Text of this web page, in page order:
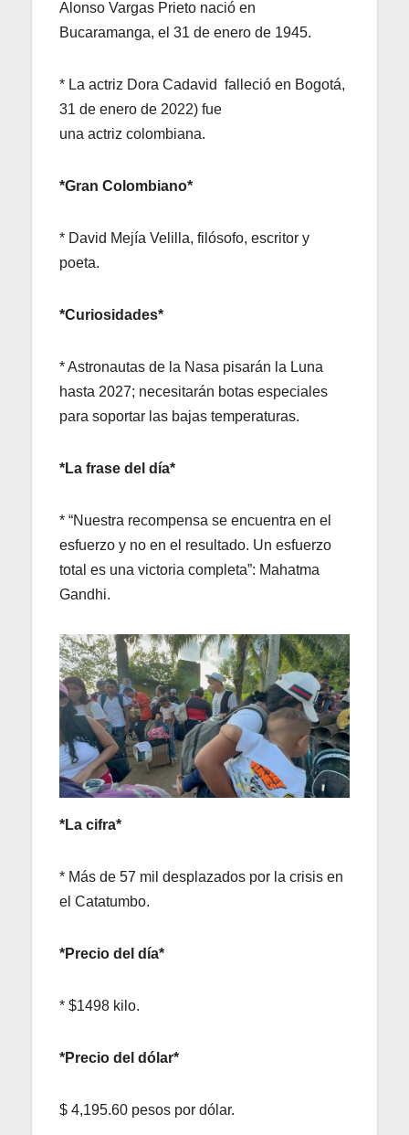
Alonso Vargas Prieto nació en
Bucaramanga, el 31 de enero de 1945.
* La actriz Dora Cadavid falleció en Bogotá,
31 de enero de 2022) fue
una actriz colombiana.
*Gran Colombiano*
* David Mejía Velilla, filósofo, escritor y
poeta.
*Curiosidades*
* Astronautas de la Nasa pisarán la Luna
hasta 2027; necesitarán botas especiales
para soportar las bajas temperaturas.
*La frase del día*
* “Nuestra recompensa se encuentra en el
esfuerzo y no en el resultado. Un esfuerzo
total es una victoria completa”: Mahatma
Gandhi.
*La cifra*
* Más de 57 mil desplazados por la crisis en
el Catatumbo.
*Precio del día*
* $1498 kilo.
*Precio del dólar*
$ 4,195.60 pesos por dólar.